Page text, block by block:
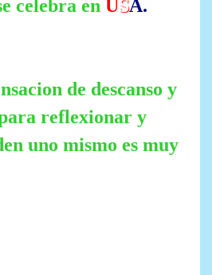
celebra en USA.
de descanso y
reflexionar y
uno mismo es muy